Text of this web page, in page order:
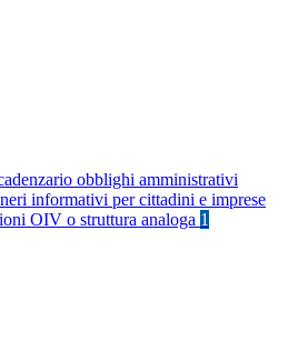
obblighi amministrativi
informativi per cittadini e imprese
OIV o struttura analoga 1